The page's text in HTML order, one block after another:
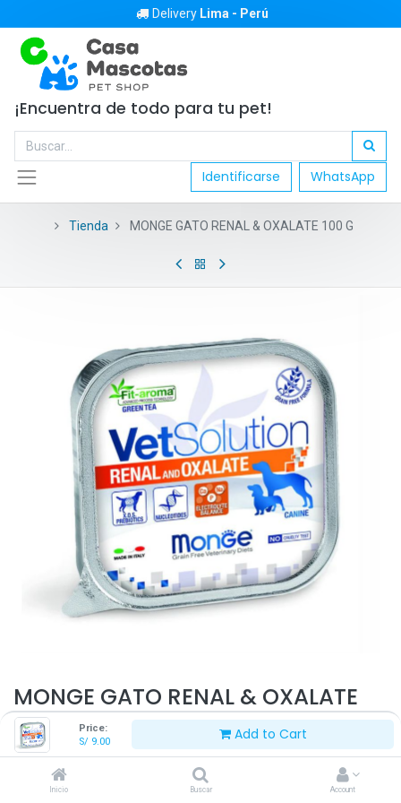
Price:
S/ 9.00 Add to Cart
Inicio Buscar Account
Delivery Lima - Perú
¡Encuentra de todo para tu pet!
Identificarse WhatsApp
Tienda MONGE GATO RENAL & OXALATE 100 G
MONGE GATO RENAL & OXALATE
100 G
9.00